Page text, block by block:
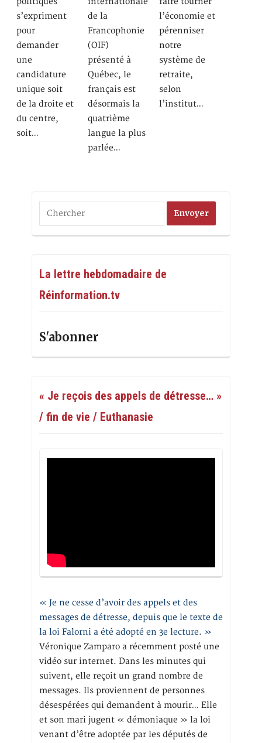
s’expriment
pour
demander
une
candidature
unique soit
de la droite et
du centre,
soit…
de la
Francophonie
(OIF)
présenté à
Québec, le
français est
désormais la
quatrième
langue la plus
parlée…
l’économie et
pérenniser
notre
système de
retraite,
selon
l’institut…
La lettre hebdomadaire de
Réinformation.tv
S'abonner
« Je reçois des appels de détresse… »
/ fin de vie / Euthanasie
« Je ne cesse d’avoir des appels et des
messages de détresse, depuis que le texte de
la loi Falorni a été adopté en 3e lecture. »
Véronique Zamparo a récemment posté une
vidéo sur internet. Dans les minutes qui
suivent, elle reçoit un grand nombre de
messages. Ils proviennent de personnes
désespérées qui demandent à mourir… Elle
et son mari jugent « démoniaque » la loi
venant d’être adoptée par les députés de